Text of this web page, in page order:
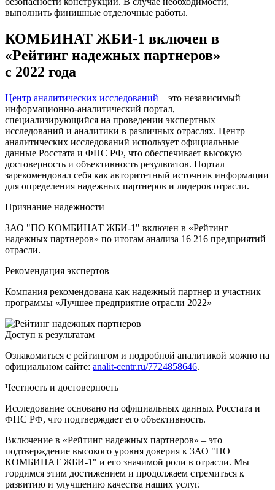
выполнить финишные отделочные работы.
КОМБИНАТ ЖБИ-1 включен в
«Рейтинг надежных партнеров»
с 2022 года
Центр аналитических исследований – это независимый
информационно-аналитический портал,
специализирующийся на проведении экспертных
исследований и аналитики в различных отраслях. Центр
аналитических исследований использует официальные
данные Росстата и ФНС РФ, что обеспечивает высокую
достоверность и объективность результатов. Портал
зарекомендовал себя как авторитетный источник информации
для определения надежных партнеров и лидеров отрасли.
Признание надежности
ЗАО "ПО КОМБИНАТ ЖБИ-1" включен в «Рейтинг
надежных партнеров» по итогам анализа 16 216 предприятий
отрасли.
Рекомендация экспертов
Компания рекомендована как надежный партнер и участник
программы «Лучшее предприятие отрасли 2022»
Доступ к результатам
Ознакомиться с рейтингом и подробной аналитикой можно на
официальном сайте: analit-centr.ru/7724858646.
Честность и достоверность
Исследование основано на официальных данных Росстата и
ФНС РФ, что подтверждает его объективность.
Включение в «Рейтинг надежных партнеров» – это
подтверждение высокого уровня доверия к ЗАО "ПО
КОМБИНАТ ЖБИ-1" и его значимой роли в отрасли. Мы
гордимся этим достижением и продолжаем стремиться к
развитию и улучшению качества наших услуг.